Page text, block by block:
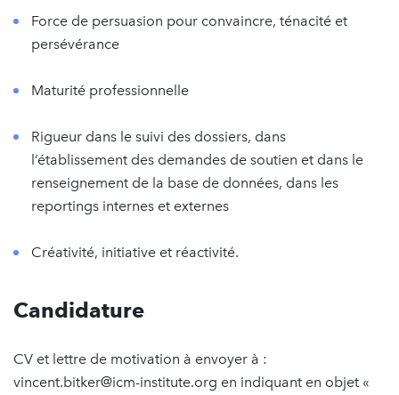
Force de persuasion pour convaincre, ténacité et
persévérance
Maturité professionnelle
Rigueur dans le suivi des dossiers, dans
l’établissement des demandes de soutien et dans le
renseignement de la base de données, dans les
reportings internes et externes
Créativité, initiative et réactivité.
Candidature
CV et lettre de motivation à envoyer à :
vincent.bitker@icm-institute.org en indiquant en objet «